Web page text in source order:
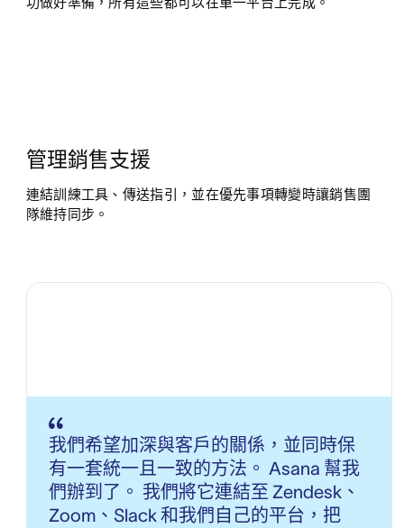
管理銷售支援
連結訓練工具、傳送指引，並在優先事項轉變時讓銷售團
隊維持同步。
我們希望加深與客戶的關係，並同時保
有一套統一且一致的方法。 Asana 幫我
們辦到了。 我們將它連結至 Zendesk、
Zoom、Slack 和我們自己的平台，把